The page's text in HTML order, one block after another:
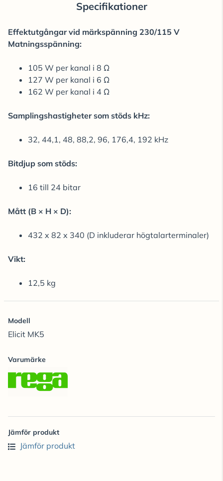
Specifikationer
Effektutgångar vid märkspänning 230/115 V
Matningsspänning:
105 W per kanal i 8 Ω
127 W per kanal i 6 Ω
162 W per kanal i 4 Ω
Samplingshastigheter som stöds kHz:
32, 44,1, 48, 88,2, 96, 176,4, 192 kHz
Bitdjup som stöds:
16 till 24 bitar
Mått (B × H × D):
432 x 82 x 340 (D inkluderar högtalarterminaler)
Vikt:
12,5 kg
Modell
Elicit MK5
Varumärke
Jämför produkt
Jämför produkt